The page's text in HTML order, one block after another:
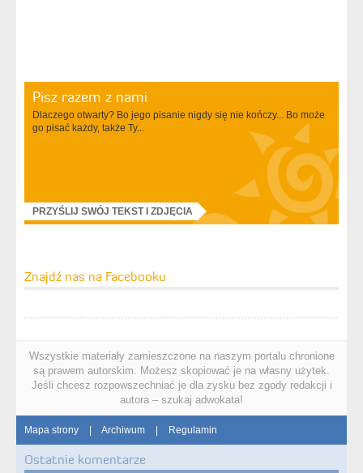
Pisz razem z nami
Dlaczego otwarty? Bo jego pisanie nigdy się nie kończy... Bo może
go pisać każdy, także Ty...
PRZYŚLIJ SWÓJ TEKST I ZDJĘCIA
Znajdź nas na Facebooku
Wszystkie materiały zamieszczone na naszym portalu chronione
są prawem autorskim. Możesz skopiować je na własny użytek.
Jeśli chcesz rozpowszechniać je dla zysku bez zgody redakcji i
autora – szukaj adwokata!
Mapa strony | Archiwum | Regulamin
Ostatnie komentarze